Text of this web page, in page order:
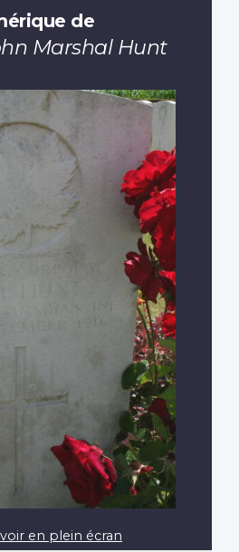
de
Marshal Hunt
en plein écran